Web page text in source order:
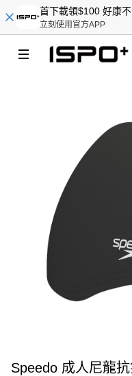
首下載領$100 好康
立刻使用官方APP
Speedo 成人尼龍